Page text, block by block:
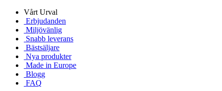
Vårt Urval
Erbjudanden
Miljövänlig
Snabb leverans
Bästsäljare
Nya produkter
Made in Europe
Blogg
FAQ